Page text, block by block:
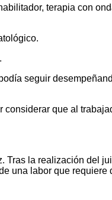
terapia con
seguir
considerar que al
Tras la realización del
una labor que